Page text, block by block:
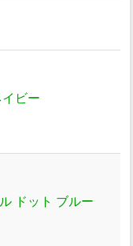
ビー
ドット ブルー